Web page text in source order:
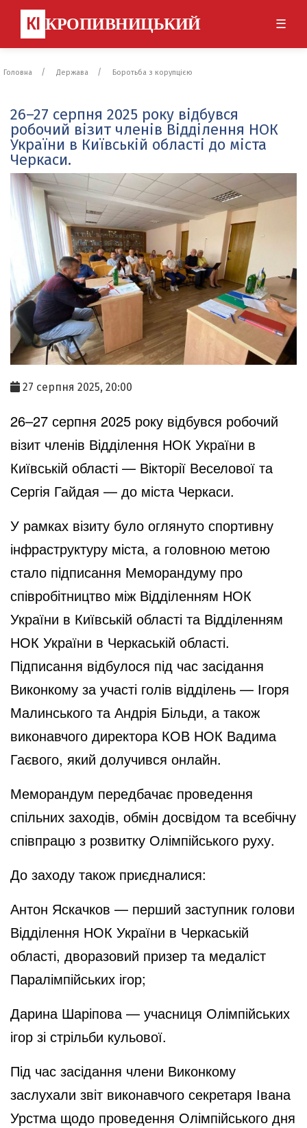
КІ КРОПИВНИЦЬКИЙ ☰
Головна Держава Боротьба з корупцією
26–27 серпня 2025 року відбувся
робочий візит членів Відділення НОК
України в Київській області до міста
Черкаси.
27 серпня 2025, 20:00
26–27 серпня 2025 року відбувся робочий
візит членів Відділення НОК України в
Київській області — Вікторії Веселової та
Сергія Гайдая — до міста Черкаси.
У рамках візиту було оглянуто спортивну
інфраструктуру міста, а головною метою
стало підписання Меморандуму про
співробітництво між Відділенням НОК
України в Київській області та Відділенням
НОК України в Черкаській області.
Підписання відбулося під час засідання
Виконкому за участі голів відділень — Ігоря
Малинського та Андрія Більди, а також
виконавчого директора КОВ НОК Вадима
Гаєвого, який долучився онлайн.
Меморандум передбачає проведення
спільних заходів, обмін досвідом та всебічну
співпрацю з розвитку Олімпійського руху.
До заходу також приєдналися:
Антон Яскачков — перший заступник голови
Відділення НОК України в Черкаській
області, дворазовий призер та медаліст
Паралімпійських ігор;
Дарина Шаріпова — учасниця Олімпійських
ігор зі стрільби кульової.
Під час засідання члени Виконкому
заслухали звіт виконавчого секретаря Івана
Урстма щодо проведення Олімпійського дня